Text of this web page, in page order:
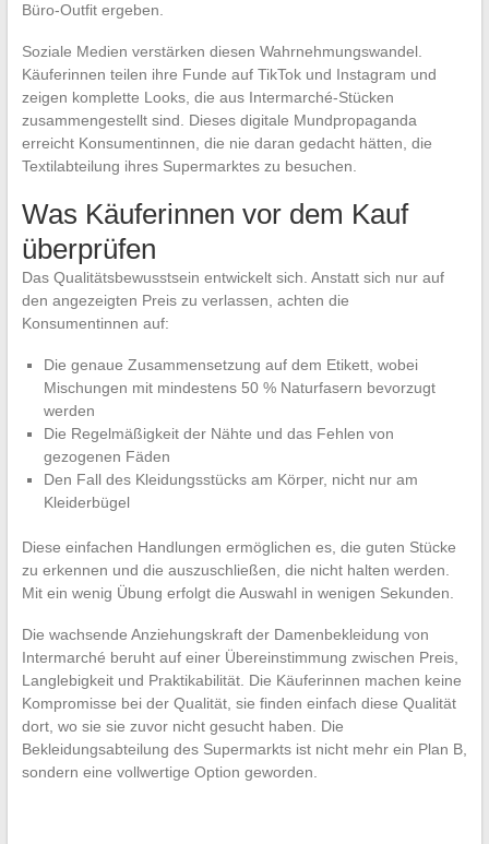
Büro-Outfit ergeben.
Soziale Medien verstärken diesen Wahrnehmungswandel.
Käuferinnen teilen ihre Funde auf TikTok und Instagram und
zeigen komplette Looks, die aus Intermarché-Stücken
zusammengestellt sind. Dieses digitale Mundpropaganda
erreicht Konsumentinnen, die nie daran gedacht hätten, die
Textilabteilung ihres Supermarktes zu besuchen.
Was Käuferinnen vor dem Kauf
überprüfen
Das Qualitätsbewusstsein entwickelt sich. Anstatt sich nur auf
den angezeigten Preis zu verlassen, achten die
Konsumentinnen auf:
Die genaue Zusammensetzung auf dem Etikett, wobei
Mischungen mit mindestens 50 % Naturfasern bevorzugt
werden
Die Regelmäßigkeit der Nähte und das Fehlen von
gezogenen Fäden
Den Fall des Kleidungsstücks am Körper, nicht nur am
Kleiderbügel
Diese einfachen Handlungen ermöglichen es, die guten Stücke
zu erkennen und die auszuschließen, die nicht halten werden.
Mit ein wenig Übung erfolgt die Auswahl in wenigen Sekunden.
Die wachsende Anziehungskraft der Damenbekleidung von
Intermarché beruht auf einer Übereinstimmung zwischen Preis,
Langlebigkeit und Praktikabilität. Die Käuferinnen machen keine
Kompromisse bei der Qualität, sie finden einfach diese Qualität
dort, wo sie sie zuvor nicht gesucht haben. Die
Bekleidungsabteilung des Supermarkts ist nicht mehr ein Plan B,
sondern eine vollwertige Option geworden.